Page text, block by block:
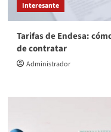
Interesante
Tarifas de Endesa:
de contratar
Administrador